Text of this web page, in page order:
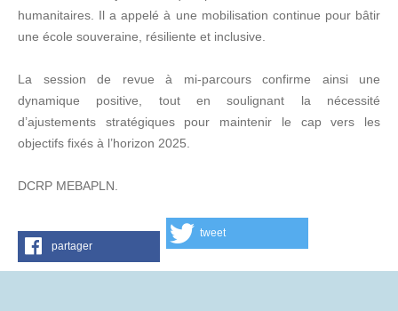
humanitaires. Il a appelé à une mobilisation continue pour bâtir
une école souveraine, résiliente et inclusive.
La session de revue à mi-parcours confirme ainsi une
dynamique positive, tout en soulignant la nécessité
d’ajustements stratégiques pour maintenir le cap vers les
objectifs fixés à l’horizon 2025.
DCRP MEBAPLN.
partager
tweet